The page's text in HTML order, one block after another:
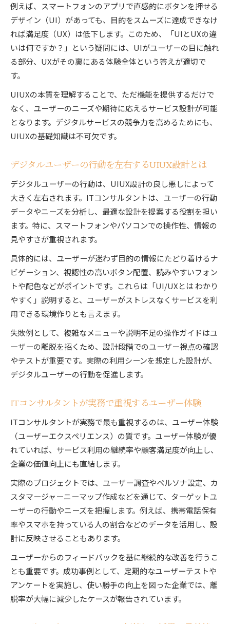
例えば、スマートフォンのアプリで直感的にボタンを押せる
デザイン（UI）があっても、目的をスムーズに達成できなけ
れば満足度（UX）は低下します。このため、「UIとUXの違
いは何ですか？」という疑問には、UIがユーザーの目に触れ
る部分、UXがその裏にある体験全体という答えが適切で
す。
UIUXの本質を理解することで、ただ機能を提供するだけで
なく、ユーザーのニーズや期待に応えるサービス設計が可能
となります。デジタルサービスの競争力を高めるためにも、
UIUXの基礎知識は不可欠です。
デジタルユーザーの行動を左右するUIUX設計とは
デジタルユーザーの行動は、UIUX設計の良し悪しによって
大きく左右されます。ITコンサルタントは、ユーザーの行動
データやニーズを分析し、最適な設計を提案する役割を担い
ます。特に、スマートフォンやパソコンでの操作性、情報の
見やすさが重視されます。
具体的には、ユーザーが迷わず目的の情報にたどり着けるナ
ビゲーション、視認性の高いボタン配置、読みやすいフォン
トや配色などがポイントです。これらは「UI/UXとは わかり
やすく」説明すると、ユーザーがストレスなくサービスを利
用できる環境作りとも言えます。
失敗例として、複雑なメニューや説明不足の操作ガイドはユ
ーザーの離脱を招くため、設計段階でのユーザー視点の確認
やテストが重要です。実際の利用シーンを想定した設計が、
デジタルユーザーの行動を促進します。
ITコンサルタントが実務で重視するユーザー体験
ITコンサルタントが実務で最も重視するのは、ユーザー体験
（ユーザーエクスペリエンス）の質です。ユーザー体験が優
れていれば、サービス利用の継続率や顧客満足度が向上し、
企業の価値向上にも直結します。
実際のプロジェクトでは、ユーザー調査やペルソナ設定、カ
スタマージャーニーマップ作成などを通じて、ターゲットユ
ーザーの行動やニーズを把握します。例えば、携帯電話保有
率やスマホを持っている人の割合などのデータを活用し、設
計に反映させることもあります。
ユーザーからのフィードバックを基に継続的な改善を行うこ
とも重要です。成功事例として、定期的なユーザーテストや
アンケートを実施し、使い勝手の向上を図った企業では、離
脱率が大幅に減少したケースが報告されています。